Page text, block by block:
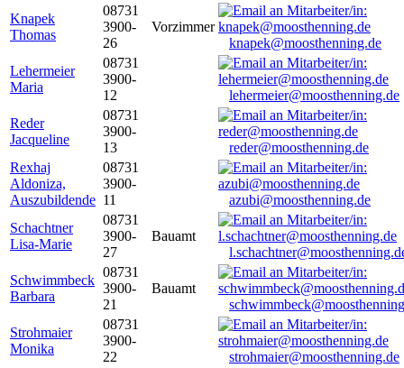
Knapek
Thomas
08731
3900-
26
Vorzimmer
knapek@moosthenning.de
Lehermeier
Maria
08731
3900-
12
lehermeier@moosthenning.de
Reder
Jacqueline
08731
3900-
13
reder@moosthenning.de
Rexhaj
Aldoniza,
Auszubildende
08731
3900-
11
azubi@moosthenning.de
Schachtner
Lisa-Marie
08731
3900-
27
Bauamt
Schwimmbeck
Barbara
08731
3900-
21
Bauamt
Strohmaier
Monika
08731
3900-
22
strohmaier@moosthenning.de